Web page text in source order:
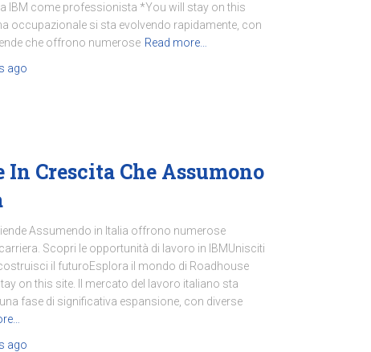
IBM come professionista *You will stay on this
occupazionale si sta evolvendo rapidamente, con
che offrono numerose Read more…
ago
In Crescita Che Assumono
Assumendo in Italia offrono numerose
Scopri le opportunità di lavoro in IBMUnisciti
il futuroEsplora il mondo di Roadhouse
on this site. Il mercato del lavoro italiano sta
fase di significativa espansione, con diverse
ago